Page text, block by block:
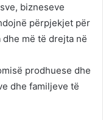
bizneseve
përpjekjet për
më të drejta në
prodhuese dhe
dhe familjeve të